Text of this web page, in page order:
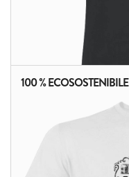
100 % ECOSOSTENIBILE